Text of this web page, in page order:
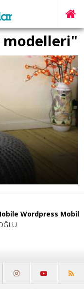
Wordpress Mobil